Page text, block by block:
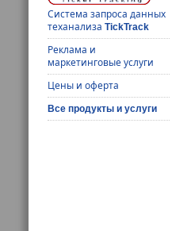
Система запроса данных
теханализаTickTrack
Реклама и
маркетинговые услуги
Цены и оферта
Все продукты и услуги